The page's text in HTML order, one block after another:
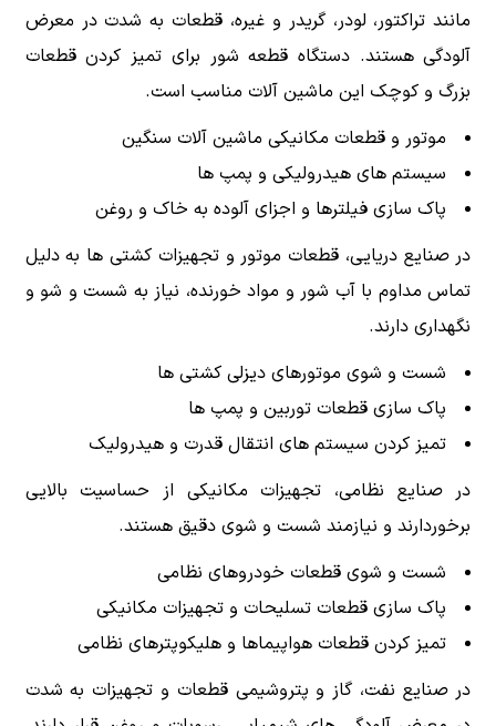
مانند تراکتور، لودر، گریدر و غیره، قطعات به شدت در معرض
آلودگی هستند. دستگاه قطعه شور برای تمیز کردن قطعات
بزرگ و کوچک این ماشین آلات مناسب است.
موتور و قطعات مکانیکی ماشین آلات سنگین
سیستم های هیدرولیکی و پمپ ها
پاک سازی فیلترها و اجزای آلوده به خاک و روغن
در صنایع دریایی، قطعات موتور و تجهیزات کشتی ها به دلیل
تماس مداوم با آب شور و مواد خورنده، نیاز به شست و شو و
نگهداری دارند.
شست و شوی موتورهای دیزلی کشتی ها
پاک سازی قطعات توربین و پمپ ها
تمیز کردن سیستم های انتقال قدرت و هیدرولیک
در صنایع نظامی، تجهیزات مکانیکی از حساسیت بالایی
برخوردارند و نیازمند شست و شوی دقیق هستند.
شست و شوی قطعات خودروهای نظامی
پاک سازی قطعات تسلیحات و تجهیزات مکانیکی
تمیز کردن قطعات هواپیماها و هلیکوپترهای نظامی
در صنایع نفت، گاز و پتروشیمی قطعات و تجهیزات به شدت